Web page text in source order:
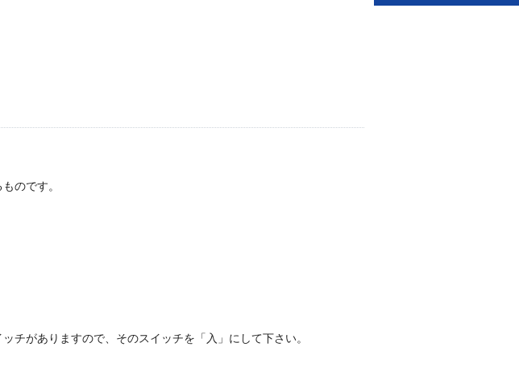
のです。
チがありますので、そのスイッチを「入」にして下さい。